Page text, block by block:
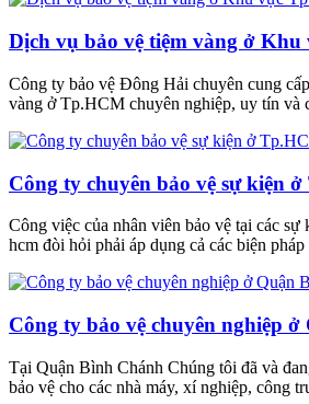
Dịch vụ bảo vệ tiệm vàng ở
Công ty bảo vệ Đông Hải chuyên cung
vàng ở Tp.HCM chuyên nghiệp, uy tín và
Công ty chuyên bảo vệ sự kiện
Công việc của nhân viên bảo vệ tại các
hcm đòi hỏi phải áp dụng cả các biện pháp
Công ty bảo vệ chuyên nghiệp
Tại Quận Bình Chánh Chúng tôi đã và
bảo vệ cho các nhà máy, xí nghiệp, công